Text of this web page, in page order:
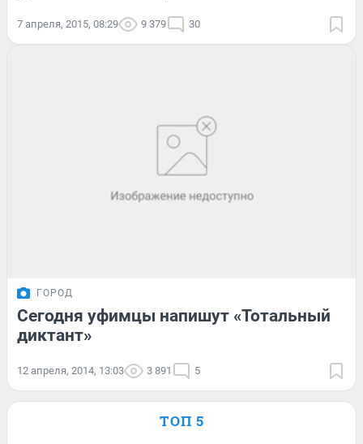
7 апреля, 2015, 08:29 9 379 30
ГОРОД
Сегодня уфимцы напишут «Тотальный
диктант»
12 апреля, 2014, 13:03 3 891 5
ТОП 5